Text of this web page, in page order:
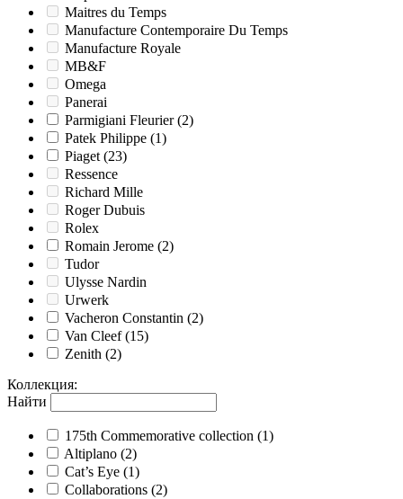
Maitres du Temps
Manufacture Contemporaire Du Temps
Manufacture Royale
MB&F
Omega
Panerai
Parmigiani Fleurier (2)
Patek Philippe (1)
Piaget (23)
Ressence
Richard Mille
Roger Dubuis
Rolex
Romain Jerome (2)
Tudor
Ulysse Nardin
Urwerk
Vacheron Constantin (2)
Van Cleef (15)
Zenith (2)
Коллекция:
Найти
175th Commemorative collection (1)
Altiplano (2)
Cat’s Eye (1)
Collaborations (2)